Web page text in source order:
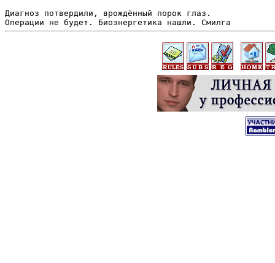
Диагноз потвердили, врождённый порок глаз.